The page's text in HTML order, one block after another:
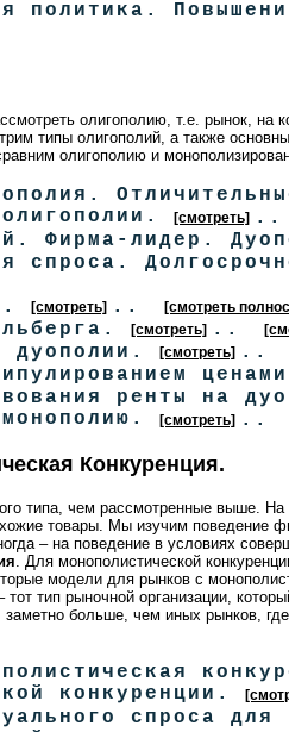
политика.
олигополию, т.е. рынок,
типы олигополий, а также
олигополию и
олигополии. [смотреть] ..
Фирма-лидер.
спроса.
[смотреть] .. [смотреть
[смотреть] ..
дуополии. [смотреть] ..
ренты на
[смотреть] ..
Конкуренция.
типа, чем рассмотренные выше. На
товары. Мы изучим поведение
– на поведение в условиях
. Для монополистической
модели для рынков с
тот тип рыночной организации,
, заметно больше, чем иных рынков,
конкуренции.
спроса для